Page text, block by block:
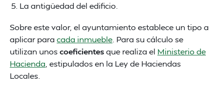
La antigüedad del edificio.
Sobre este valor, el ayuntamiento establece un tipo a
aplicar para cada inmueble . Para su cálculo se
utilizan unoscoeficientesque realiza el Ministerio de
Hacienda , estipulados en la Ley de Haciendas
Locales.